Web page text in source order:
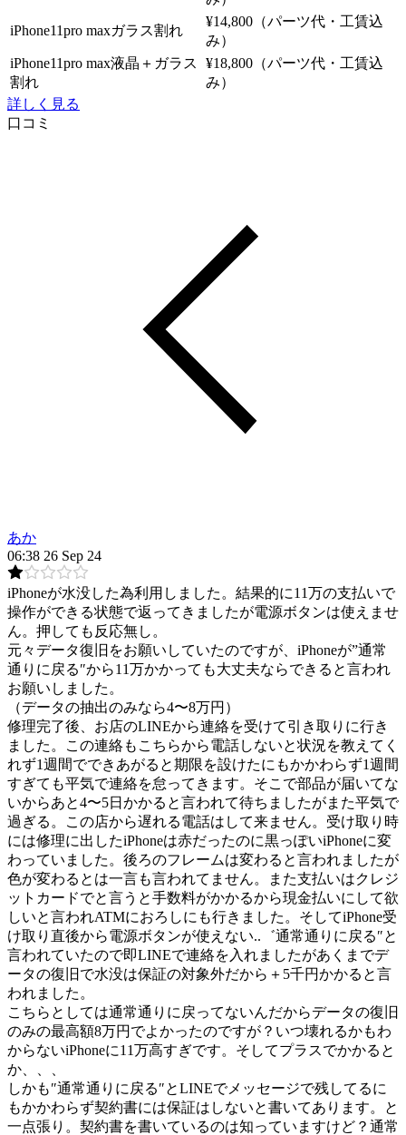
iPhone11pro maxガラス割れ
¥14,800（パーツ代・工賃込
み）
iPhone11pro max液晶＋ガラス
割れ
¥18,800（パーツ代・工賃込
み）
詳しく見る
口コミ
あか
06:38 26 Sep 24
iPhoneが水没した為利用しました。結果的に11万の支払いで
操作ができる状態で返ってきましたが電源ボタンは使えませ
ん。押しても反応無し。
元々データ復旧をお願いしていたのですが、iPhoneが”通常
通りに戻る″から11万かかっても大丈夫ならできると言われ
お願いしました。
（データの抽出のみなら4〜8万円）
修理完了後、お店のLINEから連絡を受けて引き取りに行き
ました。この連絡もこちらから電話しないと状況を教えてく
れず1週間でできあがると期限を設けたにもかかわらず1週間
すぎても平気で連絡を怠ってきます。そこで部品が届いてな
いからあと4〜5日かかると言われて待ちましたがまた平気で
過ぎる。この店から遅れる電話はして来ません。受け取り時
には修理に出したiPhoneは赤だったのに黒っぽいiPhoneに変
わっていました。後ろのフレームは変わると言われましたが
色が変わるとは一言も言われてません。また支払いはクレジ
ットカードでと言うと手数料がかかるから現金払いにして欲
しいと言われATMにおろしにも行きました。そしてiPhone受
け取り直後から電源ボタンが使えない..゛通常通りに戻る″と
言われていたので即LINEで連絡を入れましたがあくまでデ
ータの復旧で水没は保証の対象外だから＋5千円かかると言
われました。
こちらとしては通常通りに戻ってないんだからデータの復旧
のみの最高額8万円でよかったのですが？いつ壊れるかもわ
からないiPhoneに11万高すぎです。そしてプラスでかかると
か、、、
しかも″通常通りに戻る″とLINEでメッセージで残してるに
もかかわらず契約書には保証はしないと書いてあります。と
一点張り。契約書を書いているのは知っていますけど？通常